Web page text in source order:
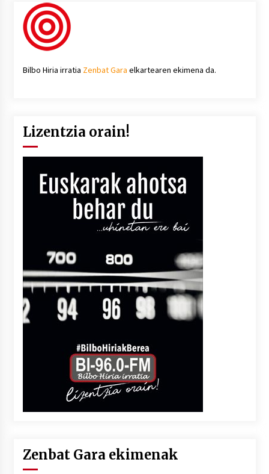
Bilbo Hiria irratia Zenbat Gara elkartearen ekimena da.
Lizentzia orain!
Zenbat Gara ekimenak